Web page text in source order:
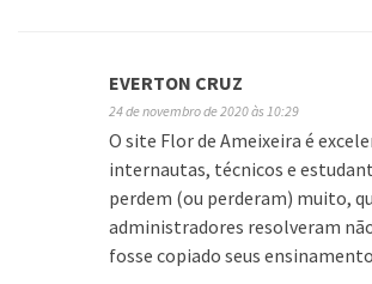
EVERTON CRUZ
24 de novembro de 2020 às 10:29
O site Flor de Ameixeira é
internautas, técnicos e
perdem (ou perderam) muito,
administradores resolveram
fosse copiado seus